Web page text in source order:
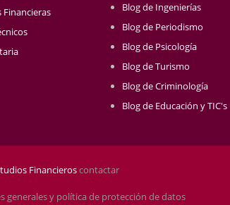
Blog de Ingenierías
Blog de Periodismo
Blog de Psicología
Blog de Turismo
Blog de Criminología
Blog de Educación y TIC's
Financieroscontactar
generales y política de protección de datos.